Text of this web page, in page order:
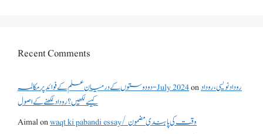
Recent Comments
دو دوستوں کے درمیان علم کے فوائد پر مکالمہ - July 2024onروداد نویسی ،روداد
کیسے لکھیں؟ روداد لکھنے کے اصول
Aimalon
waqt ki pabandi essay/ وقت کی پابندی مضمون